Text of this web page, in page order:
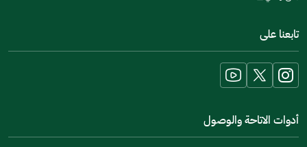
(opens
new
window)
تابعنا على
أدوات الاتاحة والوصول